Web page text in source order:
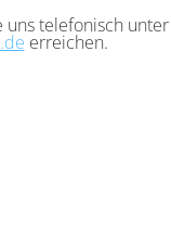
uns telefonisch unter
erreichen.